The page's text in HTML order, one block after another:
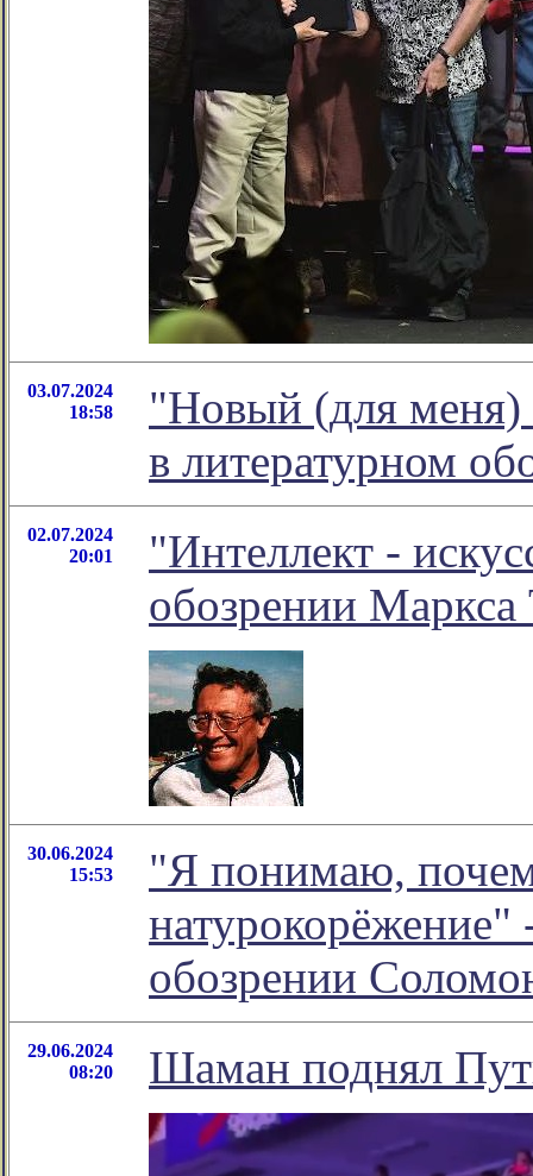
03.07.2024
18:58
"Новый (для меня)
в литературном
02.07.2024
20:01
"Интеллект -
обозрении Маркса
30.06.2024
15:53
"Я понимаю,
натурокорёжение"
обозрении
29.06.2024
08:20
Шаман поднял